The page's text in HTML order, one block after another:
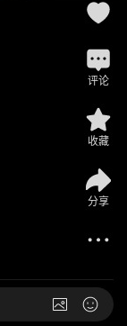
评论
收藏
分享